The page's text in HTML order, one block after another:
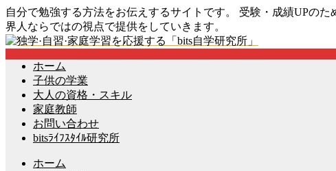
自分で勉強する方法をお伝えするサイトです。 受験・成績UPの
界人ならではの視点で提供をしていきます。
ホーム
子供の学業
大人の資格・スキル
家庭教師
お問い合わせ
bitsﾗｲﾌｽﾀｲﾙ研究所
ホーム